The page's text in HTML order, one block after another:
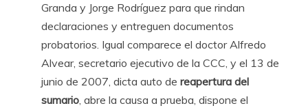
Granda y Jorge Rodríguez para que rindan
declaraciones y entreguen documentos
probatorios. Igual comparece el doctor Alfredo
Alvear, secretario ejecutivo de la CCC, y el 13 de
junio de 2007, dicta auto de reapertura del
sumario, abre la causa a prueba, dispone el